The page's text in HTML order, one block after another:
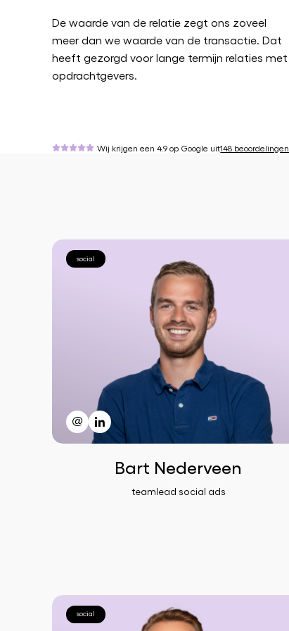
De waarde van de relatie zegt ons zoveel
meer dan we waarde van de transactie. Dat
heeft gezorgd voor lange termijn relaties met
opdrachtgevers.
Wij krijgen een 4.9 op Google uit148 beoordelingen
social
Bart Nederveen
teamlead social ads
social